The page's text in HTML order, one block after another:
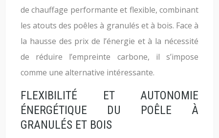
de chauffage performante et flexible, combinant
les atouts des poêles à granulés et à bois. Face à
la hausse des prix de l’énergie et à la nécessité
de réduire l’empreinte carbone, il s’impose
comme une alternative intéressante.
FLEXIBILITÉ ET AUTONOMIE
ÉNERGÉTIQUE DU POÊLE À
GRANULÉS ET BOIS